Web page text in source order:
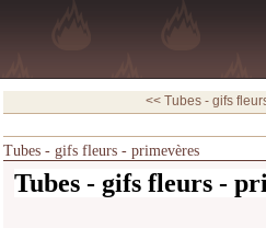
<< Tubes - gifs
Tubes - gifs fleurs - primevères
Tubes - gifs fleurs -